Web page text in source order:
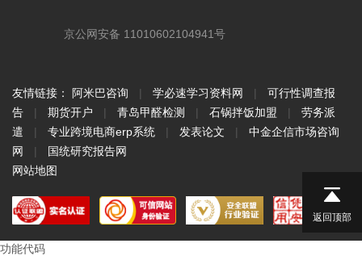
京公网安备 11010602104941号
友情链接： 阿米巴咨询 | 学必速学习资料网 |
可行性调查报
告
| 期货开户 | 青岛甲醛检测 | 石锅拌饭加盟 |
劳务派
遣
| 专业跨境电商erp系统 | 发表论文 |
中金企信市场咨询
网
|
国统研究报告网
网站地图
返回顶部
功能代码